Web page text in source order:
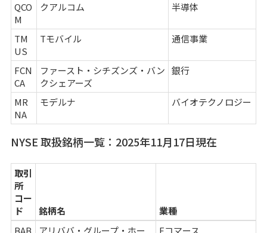
QCO
M
クアルコム 半導体
TM
US
Tモバイル 通信事業
FCN
CA
ファースト・シチズンズ・バン
クシェアーズ
銀行
MR
NA
モデルナ バイオテクノロジー
NYSE 取扱銘柄一覧：2025年11月17日現在
取引
所
コー
ド
銘柄名
業種
BAB
アリババ・グループ・ホー Eコマース